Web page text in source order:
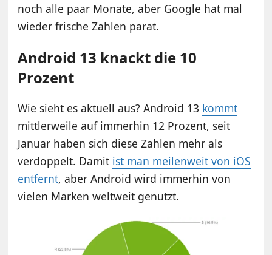
noch alle paar Monate, aber Google hat mal
wieder frische Zahlen parat.
Android 13 knackt die 10
Prozent
Wie sieht es aktuell aus? Android 13 kommt
mittlerweile auf immerhin 12 Prozent, seit
Januar haben sich diese Zahlen mehr als
verdoppelt. Damit ist man meilenweit von iOS
entfernt, aber Android wird immerhin von
vielen Marken weltweit genutzt.